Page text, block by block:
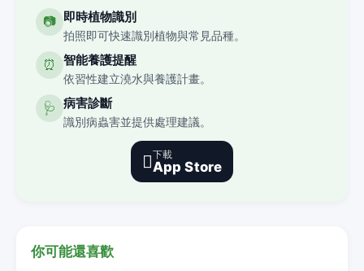
📷 即時植物識別
拍照即可快速識別植物與常見品種。
⏰ 智能養護提醒
依習性建立澆水與養護計畫。
🩺 病害診斷
識別病蟲害並提供處理建議。
下載
App Store
你可能還喜歡